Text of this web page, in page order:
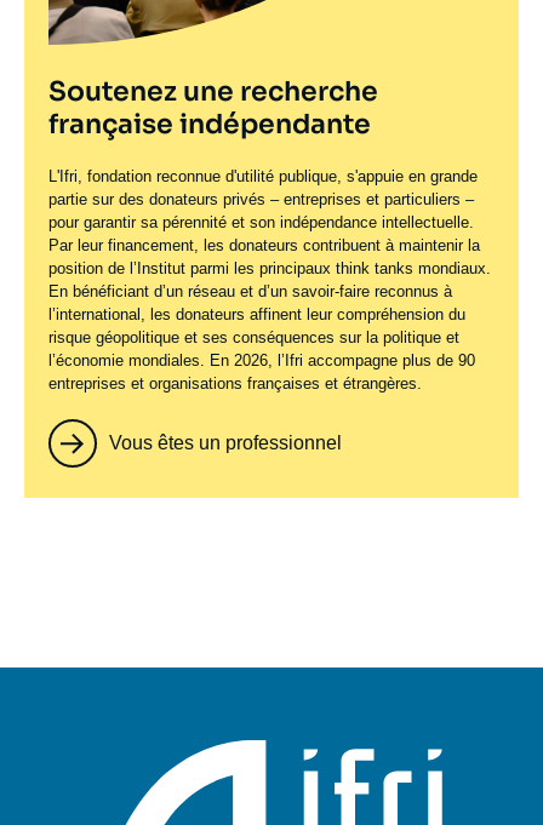
Soutenez une recherche
française indépendante
L'Ifri, fondation reconnue d'utilité publique, s'appuie en grande
partie sur des donateurs privés – entreprises et particuliers –
pour garantir sa pérennité et son indépendance intellectuelle.
Par leur financement, les donateurs contribuent à maintenir la
position de l’Institut parmi les principaux think tanks mondiaux.
En bénéficiant d’un réseau et d’un savoir-faire reconnus à
l’international, les donateurs affinent leur compréhension du
risque géopolitique et ses conséquences sur la politique et
l’économie mondiales. En 2026, l’Ifri accompagne plus de 90
entreprises et organisations françaises et étrangères.
Vous êtes un professionnel